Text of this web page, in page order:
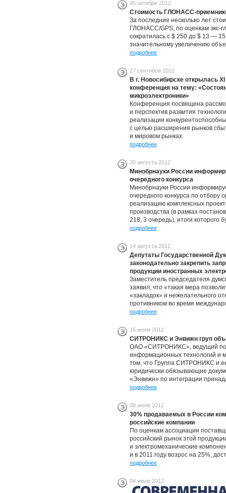
05 октября 2012
Стоимость ГЛОНАСС-
За последние несколько лет
ГЛОНАСС/GPS, по оценкам экс-
сократилась с $ 250 до $ 13 —
значительному увеличению
подробнее
27 сентября 2012
В г. Новосибирске открылась
конференция на тему:
микроэлектроники»
Конференция посвящена
и перспектив развития
реализации
с целью расширения рынков
и мировом рынках.
подробнее
20 августа 2012
Минобрнауки России
очередного конкурса
Минобрнауки России
очередного конкурса по отбору
реализацию комплексных
производства (в рамках
218, 3 очередь), итоги которого
подробнее
14 августа 2012
Депутаты Государственной
законодательно закрепить
продукции иностранных
Заместитель председателя
заявил, что «такая мера
«закладок» и нежелательного
противником во время
подробнее
16 июля 2012
СИТРОНИКС и Энвижн груп
ОАО «СИТРОНИКС», ведущий
информационных технологий и
том, что Группа СИТРОНИКС и
юридически обязывающие
«Энвижн» по интеграции
подробнее
09 июля 2012
30% продаваемых в России
российские компании
По оценкам ассоциации
российский рынок этой
и электромеханические
и в 2011 году возрос на 25%,
подробнее
04 июля 2012